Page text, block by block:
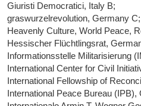
Giuristi Democratici, Italy B;
graswurzelrevolution, Germany C;
Heavenly Culture, World Peace,
Hessischer Flüchtlingsrat,
Informationsstelle Militarisierung
International Center for Civil
International Fellowship of
International Peace Bureau (IPB),